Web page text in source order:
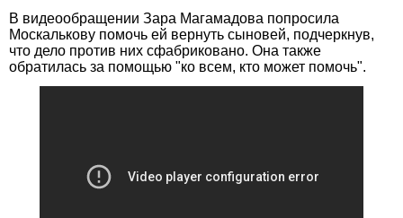
В видеообращении Зара Магамадова попросила
Москалькову помочь ей вернуть сыновей, подчеркнув,
что дело против них сфабриковано. Она также
обратилась за помощью "ко всем, кто может помочь".